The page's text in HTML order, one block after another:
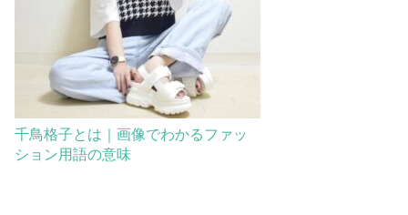
千鳥格子とは｜画像でわかるファッ
ション用語の意味